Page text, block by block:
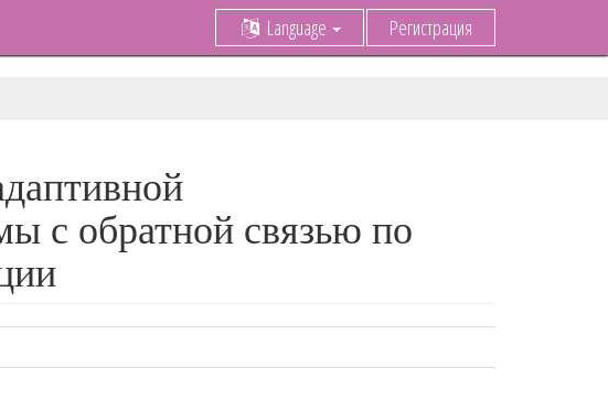
Language Регистрация
с обратной связью по